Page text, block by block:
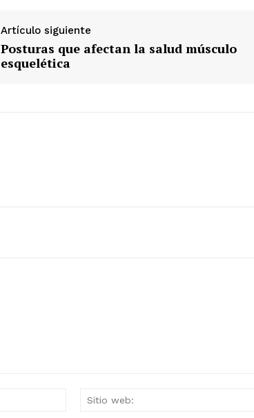
Artículo siguiente
Posturas que afectan la salud músculo
esquelética
Correo